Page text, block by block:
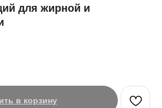
для жирной и
в корзину